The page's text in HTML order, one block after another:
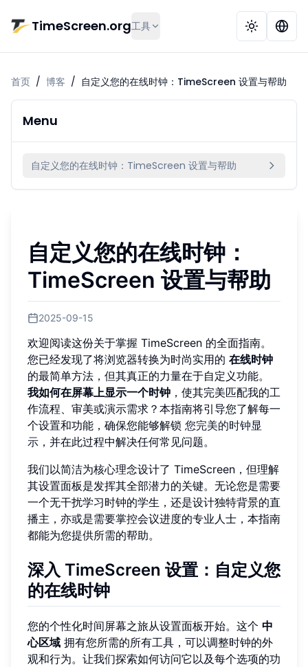
TimeScreen.org工具
首页 / 博客 / 自定义您的在线时钟：TimeScreen 设置与帮助
Menu
自定义您的在线时钟：TimeScreen 设置与帮助
自定义您的在线时钟：
TimeScreen 设置与帮助
2025-09-15
欢迎阅读这份关于掌握 TimeScreen 的全面指南。
您已经发现了将浏览器转换为时尚实用的 在线时钟
的最简单方法，但其真正的力量在于自定义功能。
我如何在屏幕上显示一个时钟 ，使其完美匹配我的工
作流程、审美或演示需求？本指南将引导您了解每一
个设置和功能，确保您能够解锁 您完美的时钟显
示 ，并在此过程中解决任何常见问题。
我们以简洁为核心理念设计了 TimeScreen，但理解
其设置面板是发挥其全部潜力的关键。无论您是需要
一个无干扰学习时钟的学生，还是设计独特背景的直
播主，亦或是需要掌控会议进度的专业人士，本指南
都能为您提供所需的帮助。
深入 TimeScreen 设置：自定义您
的在线时钟
您的个性化时间屏幕之旅从设置面板开始。这个 中
心区域 拥有您所需的所有工具，可以调整时钟的外
观和行为。让我们探索如何访问它以及每个选项的功